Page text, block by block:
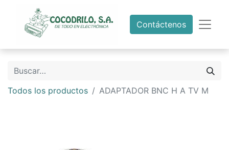
Contáctenos
Todos los productos ADAPTADOR BNC H A TV M